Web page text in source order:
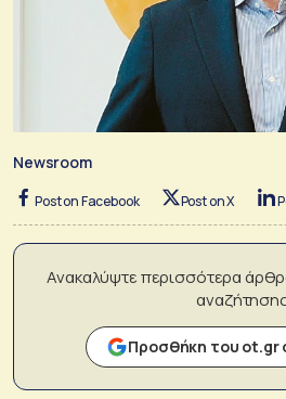
Newsroom
Post on Facebook Post on X
Ανακαλύψτε περισσότερα
Προσθήκη του ot.gr